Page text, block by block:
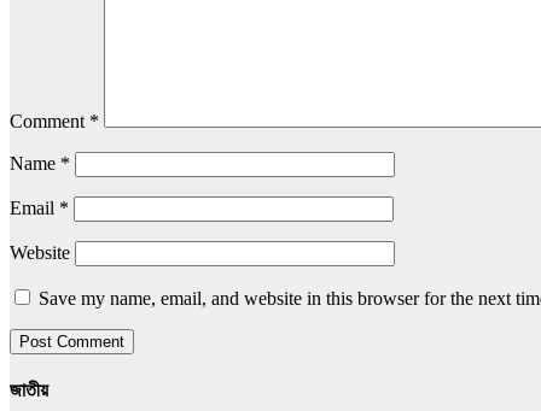
Comment *
Name *
Email *
Website
Save my name, email, and website in this browser for the next
জাতীয়